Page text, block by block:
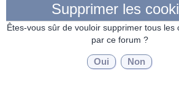
Supprimer les
Êtes-vous sûr de vouloir supprimer tous les
par ce forum ?